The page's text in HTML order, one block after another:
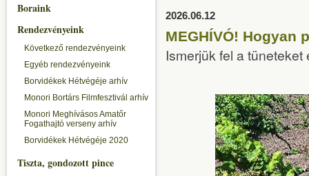
Boraink
Rendezvényeink
Következő rendezvényeink
Egyéb rendezvényeink
Borvidékek Hétvégéje arhív
Monori Bortárs Filmfesztivál arhív
Monori Meghívásos Amatőr
Fogathajtó verseny arhív
Borvidékek Hétvégéje 2020
Tiszta, gondozott pince
2026.06.12
MEGHÍVÓ! Hogyan
Ismerjük fel a